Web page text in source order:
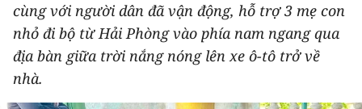
DU LỊCH
THẾ GIỚI
THỂ THAO
cùng với người dân đã vận động, hỗ trợ 3 mẹ con
nhỏ đi bộ từ Hải Phòng vào phía nam ngang qua
địa bàn giữa trời nắng nóng lên xe ô-tô trở về
nhà.